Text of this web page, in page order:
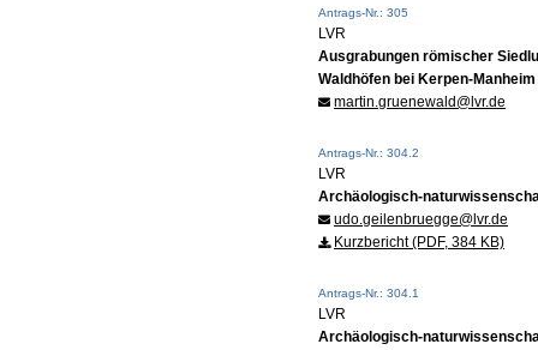
Antrags-Nr.: 305
LVR
Ausgrabungen römischer
Waldhöfen bei Kerpen-Manheim
martin.gruenewald@lvr.de
Antrags-Nr.: 304.2
LVR
Archäologisch-
udo.geilenbruegge@lvr.de
Kurzbericht (PDF, 384 KB)
Antrags-Nr.: 304.1
LVR
Archäologisch-